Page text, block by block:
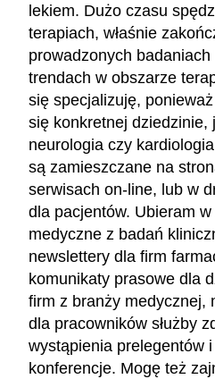
lekiem. Dużo czasu
terapiach, właśnie
prowadzonych
trendach w obszarze
się specjalizuję,
się konkretnej dziedzinie,
neurologia czy
są zamieszczane na
serwisach on-line, lub w
dla pacjentów. Ubieram w
medyczne z badań
newslettery dla firm
komunikaty prasowe dla
firm z branży medycznej,
dla pracowników służby
wystąpienia prelegentów
konferencje. Mogę też